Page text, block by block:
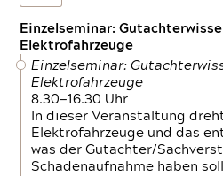
Einzelseminar:
Elektrofahrzeuge
Einzelseminar:
Elektrofahrzeuge
8.30—16.30 Uhr
In dieser Veranstaltung
Elektrofahrzeuge und das
was der Gutachter/
Schadenaufnahme haben